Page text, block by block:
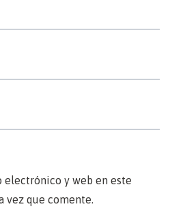
electrónico y web en este
vez que comente.